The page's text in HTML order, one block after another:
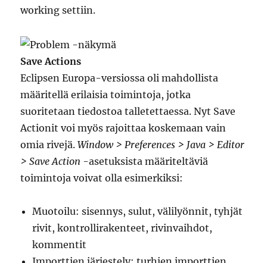
working settiin.
Save Actions
Eclipsen Europa-versiossa oli mahdollista
määritellä erilaisia toimintoja, jotka
suoritetaan tiedostoa talletettaessa. Nyt Save
Actionit voi myös rajoittaa koskemaan vain
omia rivejä.Window > Preferences > Java > Editor
> Save Action -asetuksista määriteltäviä
toimintoja voivat olla esimerkiksi:
Muotoilu: sisennys, sulut, välilyönnit, tyhjät
rivit, kontrollirakenteet, rivinvaihdot,
kommentit